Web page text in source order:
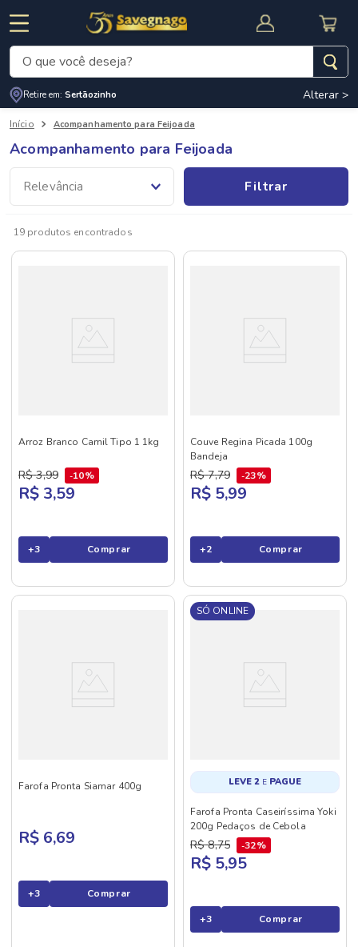
CUPOM DE DESCONTO
O que você deseja?
Retire em: Sertãozinho Alterar >
Acompanhamento para Feijoada
Acompanhamento para Feijoada
Relevância Filtrar
19 produtos
Arroz Branco Camil Tipo 1 1kg
R$ 3,99 10%
R$ 3,59
+3 Comprar
Couve Regina Picada 100g
Bandeja
R$ 7,79 23%
R$ 5,99
+2 Comprar
Farofa Pronta Siamar 400g
R$ 6,69
+3 Comprar
SÓ ONLINE
LEVE 2 E PAGUE
Farofa Pronta Caseiríssima Yoki
200g Pedaços de Cebola
R$ 8,75 32%
R$ 5,95
+3 Comprar
Termos mais buscados
2º
cafe
3º
cerveja
5º arroz